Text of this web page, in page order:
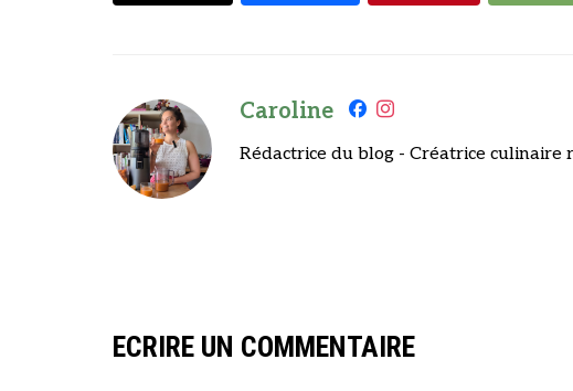
Caroline
Rédactrice du blog - Créatrice culinaire
ECRIRE UN COMMENTAIRE